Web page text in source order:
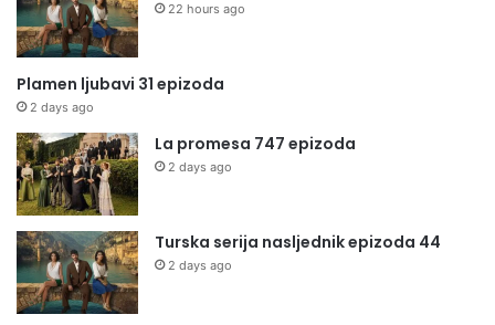
22 hours ago
Plamen ljubavi 31 epizoda
2 days ago
La promesa 747 epizoda
2 days ago
Turska serija nasljednik epizoda 44
2 days ago